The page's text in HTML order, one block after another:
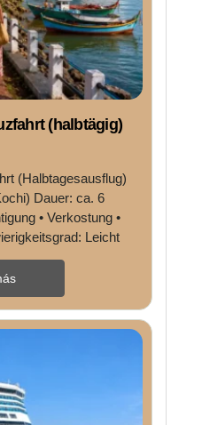
(halbtägig)
(Halbtagesausflug)
Dauer: ca. 6
• Verkostung •
Leicht
Sie ...